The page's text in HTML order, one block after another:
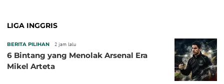
LIGA INGGRIS
BERITA PILIHAN 2 jam lalu
6 Bintang yang Menolak Arsenal Era
Mikel Arteta